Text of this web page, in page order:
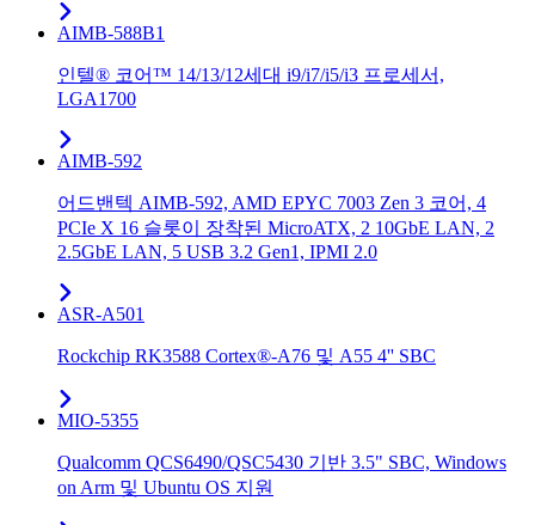
AIMB-588B1
인텔® 코어™ 14/13/12세대 i9/i7/i5/i3 프로세서,
LGA1700
AIMB-592
어드밴텍 AIMB-592, AMD EPYC 7003 Zen 3 코어, 4
PCIe X 16 슬롯이 장착된 MicroATX, 2 10GbE LAN, 2
2.5GbE LAN, 5 USB 3.2 Gen1, IPMI 2.0
ASR-A501
Rockchip RK3588 Cortex®-A76 및 A55 4'' SBC
MIO-5355
Qualcomm QCS6490/QSC5430 기반 3.5" SBC, Windows
on Arm 및 Ubuntu OS 지원